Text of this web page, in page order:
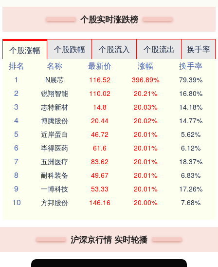
个股实时涨跌榜
个股涨幅 个股跌幅 个股流入 个股流出
换手率
排名
名称 最新价 涨幅
换手率
1
N展芯 116.52 396.89% 79.39%
2 锐翔智能 110.02 20.21% 16.80%
3 志特新材 14.8 20.03% 14.18%
4 博腾股份 20.44 20.02% 14.77%
5 近岸蛋白 46.72 20.01% 5.62%
6 毕得医药 61.6 20.01% 6.12%
7 五洲医疗 83.62 20.01% 18.37%
8 耐科装备 49.67 20.01% 6.83%
9 一博科技 53.33 20.01% 17.26%
10 方邦股份 146.16 20.00% 7.68%
沪深京行情 实时轮播